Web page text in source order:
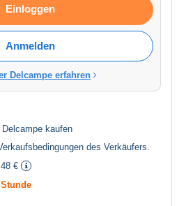
Einloggen
Anmelden
Delcampe erfahren
Delcampe kaufen
des Verkäufers.
€